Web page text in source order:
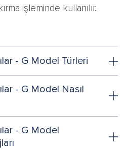
işleminde kullanılır.
- G Model Türleri
- G Model Nasıl
- G Model